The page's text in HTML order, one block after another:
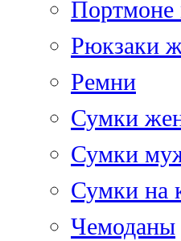
Портмоне
Рюкзаки
Ремни
Сумки
Сумки
Сумки на
Чемоданы